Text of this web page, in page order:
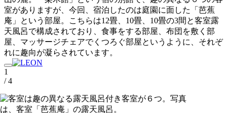
室がありますが、今回、宿泊したのは庭園に面した「芭蕉
庵」という部屋。こちらは12畳、10畳、10畳の3間と客室露
天風呂で構成されており、食事をする部屋、布団を敷く部
屋、マッサージチェアでくつろぐ部屋というように、それぞ
れに趣向が凝らされています。
1
/ 4